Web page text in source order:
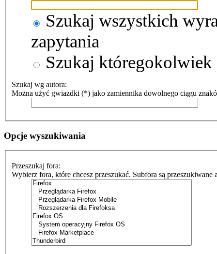
Szukaj wszystkich
zapytania
Szukaj któregokolwiek
Szukaj wg autora:
Można użyć gwiazdki (*) jako zamiennika dowolnego ciągu
Opcje wyszukiwania
Przeszukaj fora:
Wybierz fora, które chcesz przeszukać. Subfora są